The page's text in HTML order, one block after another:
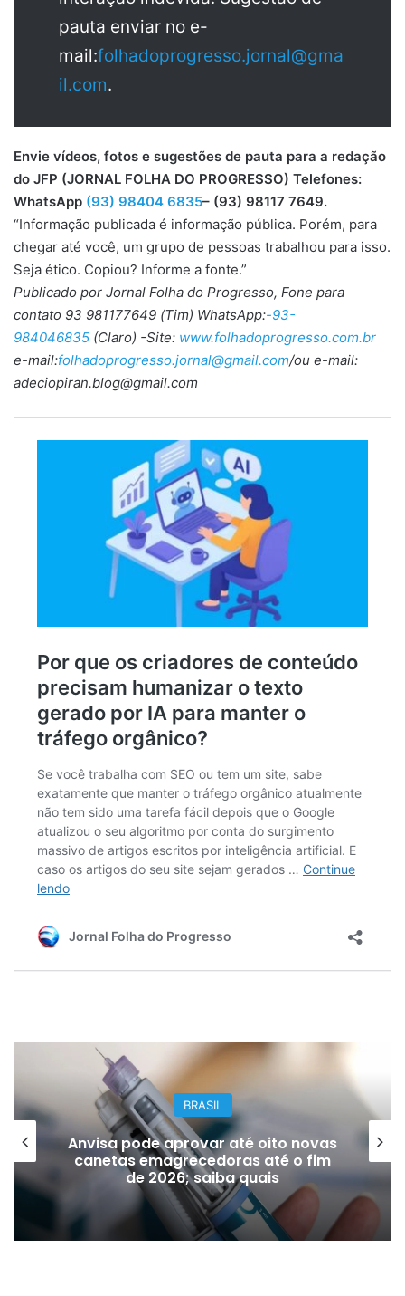
pauta enviar no e-
mail:folhadoprogresso.jornal@gma
il.com.
Envie vídeos, fotos e sugestões de pauta para a redação
do JFP (JORNAL FOLHA DO PROGRESSO) Telefones:
WhatsApp (93) 98404 6835– (93) 98117 7649.
“Informação publicada é informação pública. Porém, para
chegar até você, um grupo de pessoas trabalhou para isso.
Seja ético. Copiou? Informe a fonte.”
Publicado por Jornal Folha do Progresso, Fone para
contato 93 981177649 (Tim) WhatsApp:-93-
984046835 (Claro) -Site: www.folhadoprogresso.com.br
e-mail:folhadoprogresso.jornal@gmail.com/ou e-mail:
adeciopiran.blog@gmail.com
BRASIL
Anvisa pode aprovar até oito novas
canetas emagrecedoras até o fim
de 2026; saiba quais